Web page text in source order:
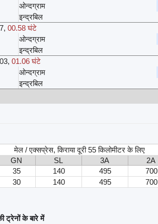
ओन्दग्राम
इन्द्रबिल
, 00.58 घंटे
ओन्दग्राम
इन्द्रबिल
, 01.06 घंटे
ओन्दग्राम
इन्द्रबिल
मेल / एक्सप्रेस, किराया दूरी 55 किलोमीटर के लिए
GN
SL 3A 2A
35 140 495 700
30 140 495 700
ट्रेनों के बारे में